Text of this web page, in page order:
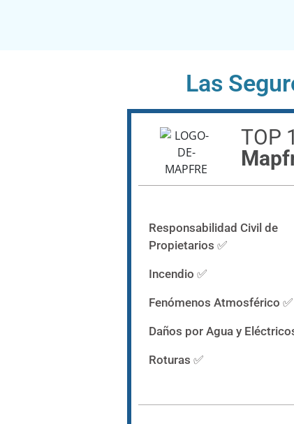
Las
TOP
Responsabilidad Civil de
Propietarios ✅
Incendio ✅
Fenómenos Atmosférico ✅
Daños por Agua y
Roturas ✅